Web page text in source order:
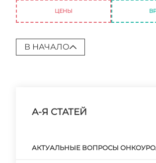
ЦЕНЫ
В НАЧАЛО
А-Я СТАТЕЙ
АКТУАЛЬНЫЕ ВОПРОСЫ